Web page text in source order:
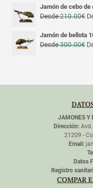
Jamón de cebo de
Desde210.00€
Jamón de bellota
Desde300.00€
JAMONES Y
Dirección:
21209 -
Email:
Datos
Registro
COMPAR